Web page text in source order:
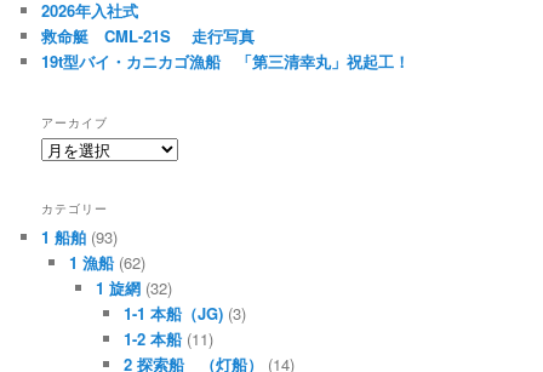
2026年入社式
救命艇 CML-21S 走行写真
19t型バイ・カニカゴ漁船 「第三清幸丸」祝起工！
アーカイブ
ア
イ
ブ
カテゴリー
1 船舶 (93)
1 漁船(62)
1 旋網 (32)
1-1 本船（JG)(3)
1-2 本船(11)
2 探索船 （灯船）
(14)